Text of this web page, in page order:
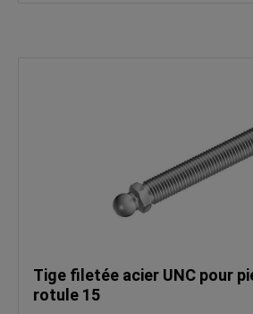
Tige filetée acier UNC pour
rotule 15